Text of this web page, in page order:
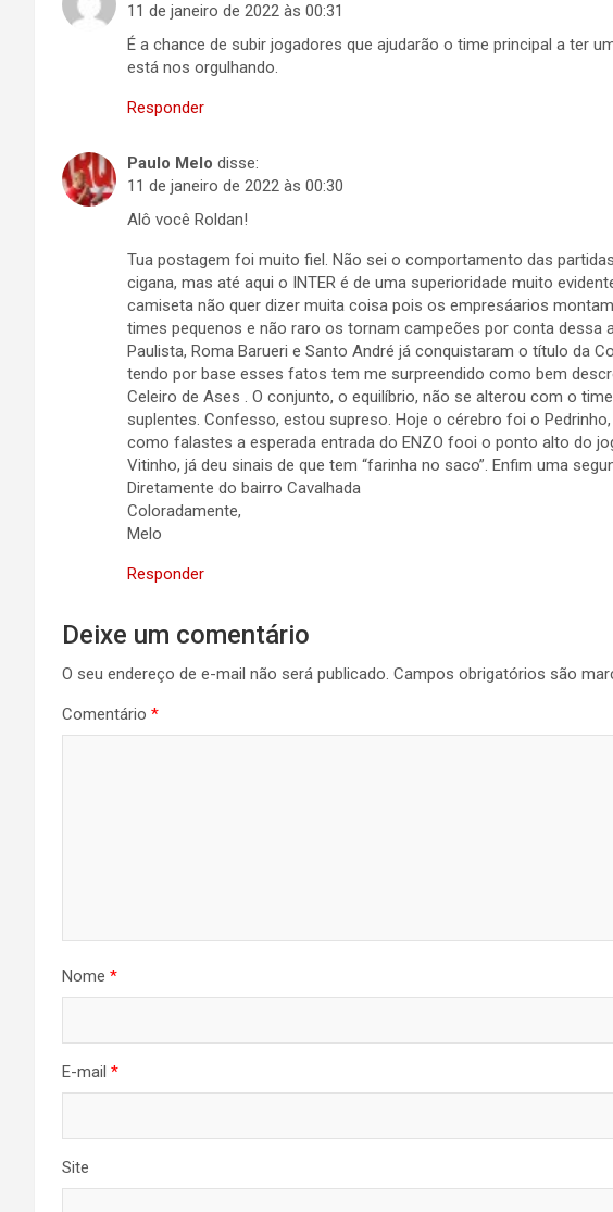
11 de janeiro de 2022 às 00:31
É a chance de subir jogadores que ajudarão o time principal a ter
está nos orgulhando.
Responder
Paulo Melo disse:
11 de janeiro de 2022 às 00:30
Alô você Roldan!
Tua postagem foi muito fiel. Não sei o comportamento das
cigana, mas até aqui o INTER é de uma superioridade muito
camiseta não quer dizer muita coisa pois os empresáarios
times pequenos e não raro os tornam campeões por conta dessa
Paulista, Roma Barueri e Santo André já conquistaram o título da
tendo por base esses fatos tem me surpreendido como bem
Celeiro de Ases . O conjunto, o equilíbrio, não se alterou com o
suplentes. Confesso, estou supreso. Hoje o cérebro foi o
como falastes a esperada entrada do ENZO fooi o ponto alto do
Vitinho, já deu sinais de que tem “farinha no saco”. Enfim uma
Diretamente do bairro Cavalhada
Coloradamente,
Melo
Responder
Deixe um comentário
O seu endereço de e-mail não será publicado. Campos obrigatórios são
Comentário *
Nome *
E-mail *
Site